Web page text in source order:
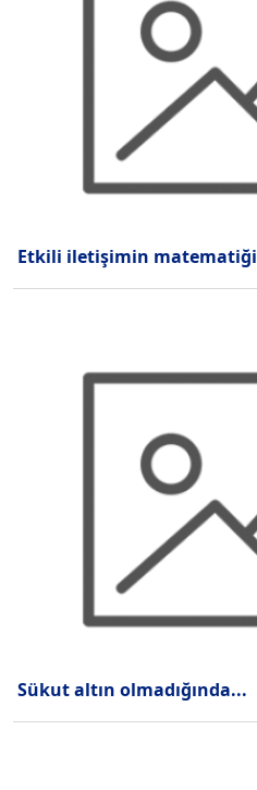
Etkili iletişimin matematiği
Sükut altın olmadığında...